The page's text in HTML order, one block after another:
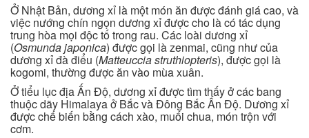
Ở Nhật Bản, dương xỉ là một món ăn được đánh giá cao, và
việc nướng chín ngọn dương xỉ được cho là có tác dụng
trung hòa mọi độc tố trong rau. Các loài dương xỉ
(Osmunda japonica) được gọi là zenmai, cũng như của
dương xỉ đà điểu (Matteuccia struthiopteris), được gọi là
kogomi, thường được ăn vào mùa xuân.
Ở tiểu lục địa Ấn Độ, dương xỉ được tìm thấy ở các bang
thuộc dãy Himalaya ở Bắc và Đông Bắc Ấn Độ. Dương xỉ
được chế biến bằng cách xào, muối chua, món trộn với
cơm.